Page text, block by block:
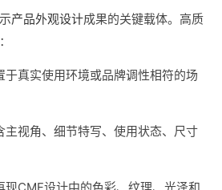
产品外观设计成果的关键载体。高质
于真实使用环境或品牌调性相符的场
主视角、细节特写、使用状态、尺寸